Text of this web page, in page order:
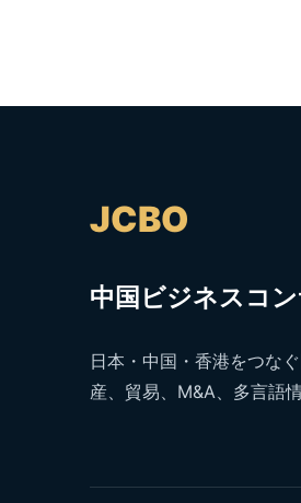
JCBO
中国ビジネスコ
日本・中国・香港をつな
産、貿易、M&A、多言語